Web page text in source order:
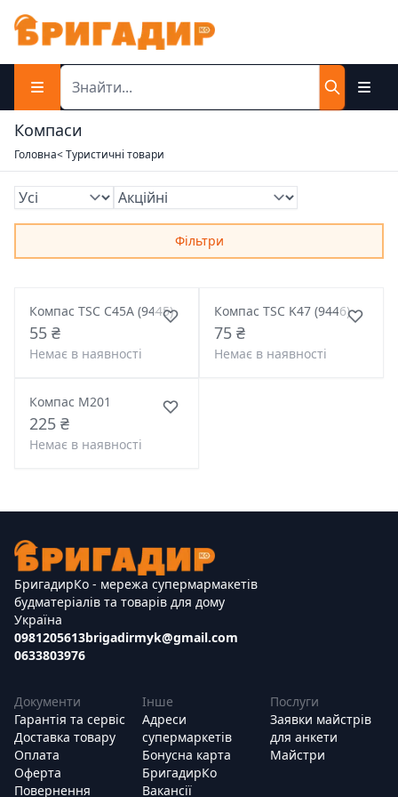
Компаси
Головна< Туристичні товари
Фільтри
Компас TSC C45A (9445)
55 ₴
Немає в наявності
Компас TSC K47 (9446)
75 ₴
Немає в наявності
Компас M201
225 ₴
Немає в наявності
БригадирКо - мережа супермармакетів
будматеріалів та товарів для дому
Україна
0981205613
0633803976
brigadirmyk@gmail.com
Документи
Гарантія та сервіс
Доставка товару
Оплата
Оферта
Повернення
Інше
Адреси
супермаркетів
Бонусна карта
БригадирКо
Вакансії
Послуги
Заявки майстрів
для анкети
Майстри